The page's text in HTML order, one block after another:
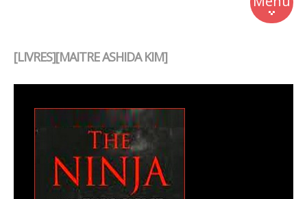
Business
[LIVRES][MAITRE ASHIDA KIM]